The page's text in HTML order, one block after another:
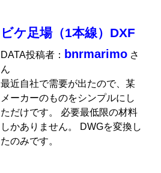
ビケ足場（1本線）DXF
DATA投稿者： bnrmarimo さ
ん
最近自社で需要が出たので、某
メーカーのものをシンプルにし
ただけです。 必要最低限の材料
しかありません。 DWGを変換し
たのみです。